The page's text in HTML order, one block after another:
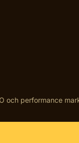
och performance